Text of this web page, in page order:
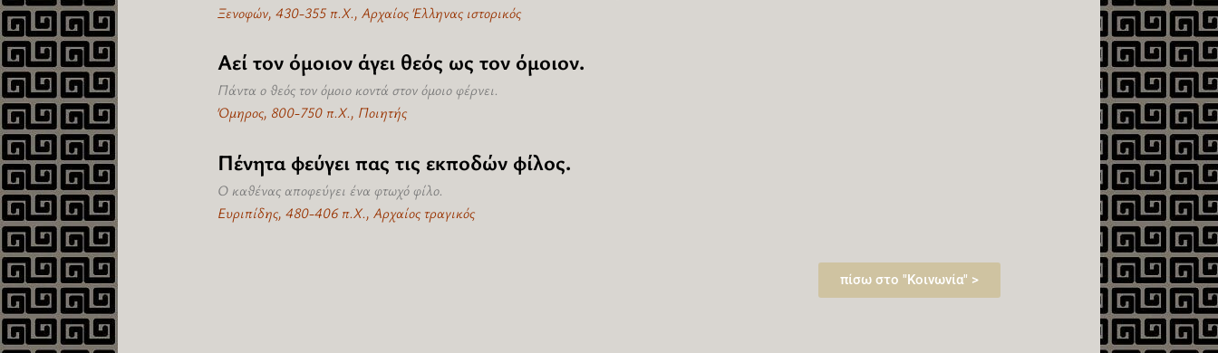
Ξενοφών, 430-355 π.Χ., Αρχαίος Έλληνας ιστορικός
Αεί τον όμοιον άγει θεός ως τον όμοιον.
Πάντα ο θεός τον όμοιο κοντά στον όμοιο φέρνει.
Όμηρος, 800-750 π.Χ., Ποιητής
Πένητα φεύγει πας τις εκποδών φίλος.
Ο καθένας αποφεύγει ένα φτωχό φίλο.
Ευριπίδης, 480-406 π.Χ., Αρχαίος τραγικός
πίσω στο "Κοινωνία" >